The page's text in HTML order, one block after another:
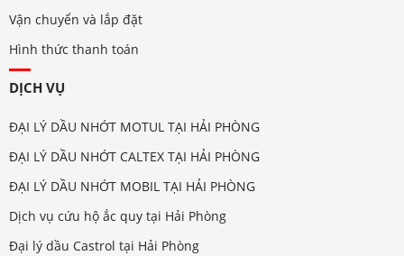
Vận chuyển và lắp đặt
Hình thức thanh toán
DỊCH VỤ
ĐẠI LÝ DẦU NHỚT MOTUL TẠI HẢI PHÒNG
ĐẠI LÝ DẦU NHỚT CALTEX TẠI HẢI PHÒNG
ĐẠI LÝ DẦU NHỚT MOBIL TẠI HẢI PHÒNG
Dịch vụ cứu hộ ắc quy tại Hải Phòng
Đại lý dầu Castrol tại Hải Phòng